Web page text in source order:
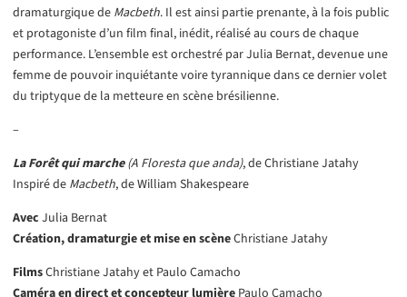
dramaturgique de Macbeth. Il est ainsi partie prenante, à la fois public
et protagoniste d’un film final, inédit, réalisé au cours de chaque
performance. L’ensemble est orchestré par Julia Bernat, devenue une
femme de pouvoir inquiétante voire tyrannique dans ce dernier volet
du triptyque de la metteure en scène brésilienne.
–
La Forêt qui marche (A Floresta que anda), de Christiane Jatahy
Inspiré de Macbeth, de William Shakespeare
Avec Julia Bernat
Création, dramaturgie et mise en scèneChristiane Jatahy
FilmsChristiane Jatahy et Paulo Camacho
Caméra en direct et concepteur lumière Paulo Camacho